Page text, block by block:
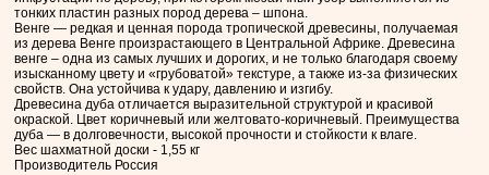
тонких пластин разных пород дерева – шпона.
Венге — редкая и ценная порода тропической древесины, получаемая
из дерева Венге произрастающего в Центральной Африке. Древесина
венге – одна из самых лучших и дорогих, и не только благодаря своему
изысканному цвету и «грубоватой» текстуре, а также из-за физических
свойств. Она устойчива к удару, давлению и изгибу.
Древесина дуба отличается выразительной структурой и красивой
окраской. Цвет коричневый или желтовато-коричневый. Преимущества
дуба — в долговечности, высокой прочности и стойкости к влаге.
Вес шахматной доски - 1,55 кг
Производитель Россия